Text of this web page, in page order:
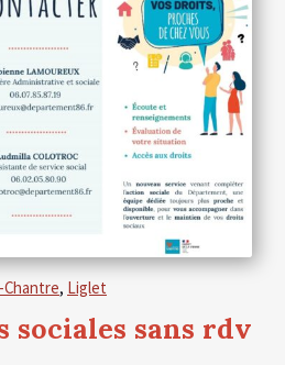
, Liglet
sociales sans rdv